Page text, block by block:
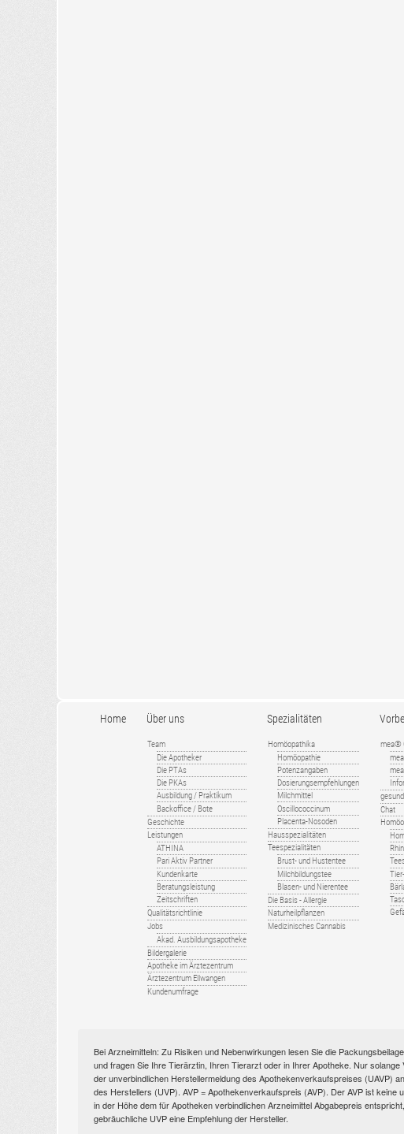
Home Über uns
Team
Die Apotheker
Die PTAs
Die PKAs
Ausbildung / Praktikum
Backoffice / Bote
Geschichte
Leistungen
ATHINA
Pari Aktiv Partner
Kundenkarte
Beratungsleistung
Zeitschriften
Qualitätsrichtlinie
Jobs
Akad. Ausbildungsapotheke
Bildergalerie
Apotheke im Ärztezentrum
Ärztezentrum Ellwangen
Kundenumfrage
Spezialitäten
Homöopathika
Homöopathie
Potenzangaben
Dosierungsempfehlungen
Milchmittel
Oscillococcinum
Placenta-Nosoden
Hausspezialitäten
Teespezialitäten
Brust- und Hustentee
Milchbildungstee
Blasen- und Nierentee
Die Basis - Allergie
Naturheilpflanzen
Medizinisches Cannabis
mea®
Chat
Bei Arzneimitteln: Zu Risiken und Nebenwirkungen lesen Sie die
und fragen Sie Ihre Tierärztin, Ihren Tierarzt oder in Ihrer Apotheke. Nur
der unverbindlichen Herstellermeldung des Apothekenverkaufspreises (UAVP)
des Herstellers (UVP). AVP = Apothekenverkaufspreis (AVP). Der AVP ist
in der Höhe dem für Apotheken verbindlichen Arzneimittel Abgabepreis
gebräuchliche UVP eine Empfehlung der Hersteller.